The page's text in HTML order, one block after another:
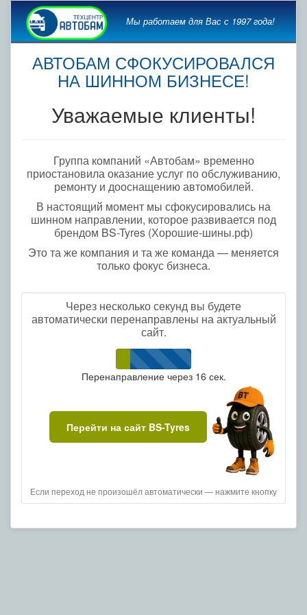
Мы работаем для Вас с 1997 года!
АВТОБАМ СФОКУСИРОВАЛСЯ
НА ШИННОМ БИЗНЕСЕ!
Уважаемые клиенты!
Группа компаний «Автобам» временно
приостановила оказание услуг по обслуживанию,
ремонту и дооснащению автомобилей.
В настоящий момент мы сфокусировались на
шинном направлении, которое развивается под
брендом BS-Tyres (Хорошие-шины.рф)
Это та же компания и та же команда — меняется
только фокус бизнеса.
Через несколько секунд вы будете
автоматически перенаправлены на актуальный
сайт.
Перенаправление через 16 сек.
Перейти на сайт BS-Tyres
Если переход не произошёл автоматически — нажмите кнопку